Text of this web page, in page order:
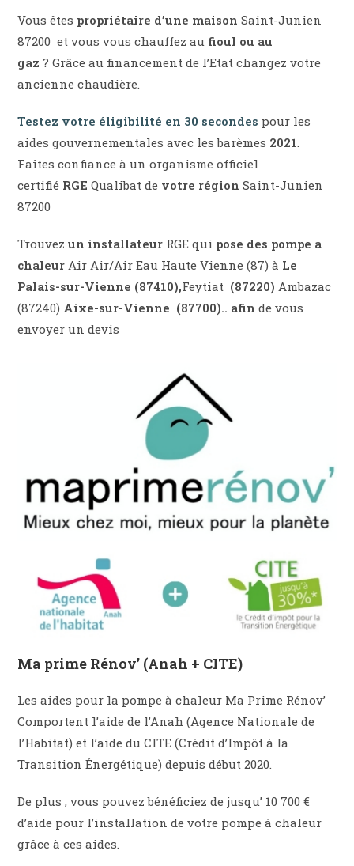
Vous êtes propriétaire d’une maison Saint-Junien
87200 et vous vous chauffez au fioul ou au
gaz ? Grâce au financement de l’Etat changez votre
ancienne chaudière.
Testez votre éligibilité en 30 secondes pour les
aides gouvernementales avec les barèmes 2021
Faîtes confiance à un organisme officiel
certifié RGE Qualibat de votre région Saint-Junien
87200
Trouvezun installateur RGE qui pose des pompe a
chaleur Air Air/Air Eau Haute Vienne (87) à Le
Palais-sur-Vienne (87410),Feytiat (87220) Ambazac
(87240) Aixe-sur-Vienne (87700).. afin de vous
envoyer un devis
Ma prime Rénov’ (Anah + CITE)
Les aides pour la pompe à chaleur Ma Prime Rénov’
Comportent l’aide de l’Anah (Agence Nationale de
l’Habitat) et l’aide du CITE (Crédit d’Impôt à la
Transition Énergétique) depuis début 2020.
De plus , vous pouvez bénéficiez de jusqu’ 10 700 €
d’aide pour l’installation de votre pompe à chaleur
grâce à ces aides.